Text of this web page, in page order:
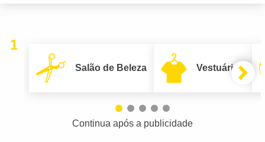
1
Salão de Beleza Vestuário
Continua após a publicidade